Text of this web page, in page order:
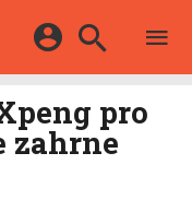
pro
zahrne